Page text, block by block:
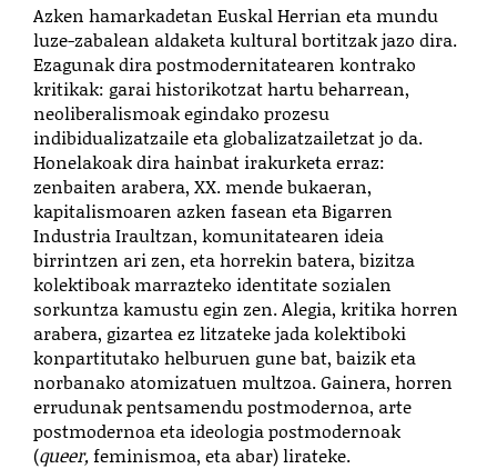
Azken hamarkadetan Euskal Herrian eta mundu
luze-zabalean aldaketa kultural bortitzak jazo dira.
Ezagunak dira postmodernitatearen kontrako
kritikak: garai historikotzat hartu beharrean,
neoliberalismoak egindako prozesu
indibidualizatzaile eta globalizatzailetzat jo da.
Honelakoak dira hainbat irakurketa erraz:
zenbaiten arabera, XX. mende bukaeran,
kapitalismoaren azken fasean eta Bigarren
Industria Iraultzan, komunitatearen ideia
birrintzen ari zen, eta horrekin batera, bizitza
kolektiboak marrazteko identitate sozialen
sorkuntza kamustu egin zen. Alegia, kritika horren
arabera, gizartea ez litzateke jada kolektiboki
konpartitutako helburuen gune bat, baizik eta
norbanako atomizatuen multzoa. Gainera, horren
errudunak pentsamendu postmodernoa, arte
postmodernoa eta ideologia postmodernoak
(queer,feminismoa, eta abar) lirateke.